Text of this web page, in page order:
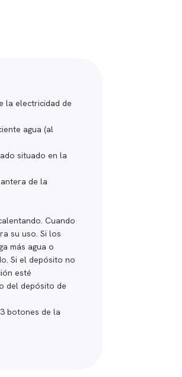
la electricidad de
agua (al
situado en la
de la
Cuando
su uso. Si los
más agua o
Si el depósito no
esté
del depósito de
botones de la